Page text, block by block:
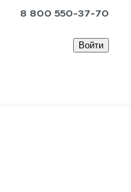
8 800 550-37-70
Войти